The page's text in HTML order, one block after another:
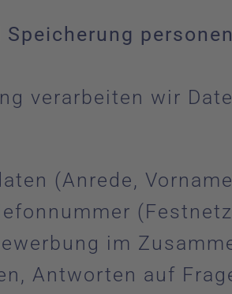
Speicherung
verarbeiten wir
(Anrede,
im
Antworten auf